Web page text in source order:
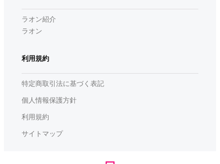
ラオン紹介
ラオン
利用規約
特定商取引法に基づく表記
個人情報保護方針
利用規約
サイトマップ